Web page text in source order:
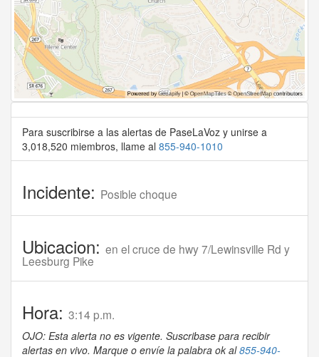
Para suscribirse a las alertas de PaseLaVoz y unirse a
3,018,520 miembros, llame al 855-940-1010
Incidente: Posible choque
Ubicacion: en el cruce de hwy 7/Lewinsville Rd y
Leesburg Pike
Hora: 3:14 p.m.
OJO: Esta alerta no es vigente. Suscribase para recibir
alertas en vivo. Marque o envíe la palabra ok al855-940-